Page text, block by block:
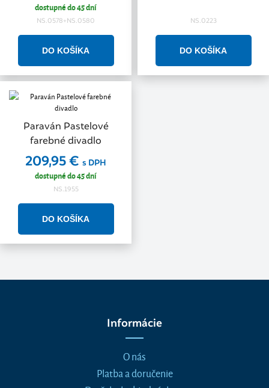
dostupné do 45 dní
NS.0578+NS.0580 NS.0223
Paraván Pastelové
farebné divadlo
209,95 € s DPH
dostupné do 45 dní
NS.1955
Informácie
O nás
Platba a doručenie